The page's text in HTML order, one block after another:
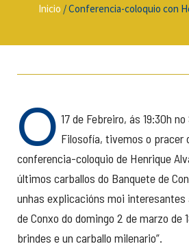
Inicio /Conferencia-coloquio con
O 17 de Febreiro, ás 19:30h
Filosofía, tivemos o pracer
conferencia-coloquio de Henrique
últimos carballos do Banquete de
unhas explicacións moi interesantes
de Conxo do domingo 2 de marzo de
brindes e un carballo milenario”.